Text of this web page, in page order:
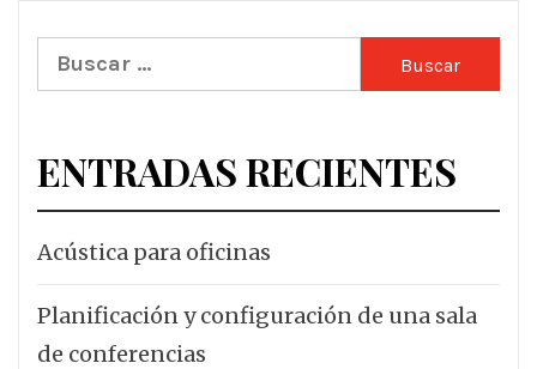
Buscar:
ENTRADAS RECIENTES
Acústica para oficinas
Planificación y configuración de una sala
de conferencias